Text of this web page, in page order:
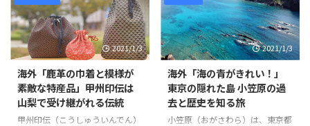
h?v=xF ...
https://www.youtube.com/ ...
大きさがかなり大きいのでどうや
って食べるのだろうと疑問に思い
ましたが、グミはひとつずつ切っ
て食べることも出来るので、安心
して食べることが出来そうです。
色は、赤、ピンク、黄色、緑、水
色、青とまるで虹色のような鮮や
かさに見ているだけで元気が出ま
すね。 そんな「カラフルジュエ
武士の副業として始まった。 樺
細工は山桜の樹皮を利用し、木地
の表面に張ったり、積層状に貼重
ねた樹皮を彫刻したものを使う独
特の技法を用いる。 山桜の樹皮
特有の渋みは実用的で使いやす
い。 そんな「樺細工」の様子を
見てみましょう。 引用元：
https://www.youtube.com/watc
2021/1/3
海外「鹿革の巾着と模様が
素敵な特産品」甲州印伝は
山梨で受け継がれる伝統
甲州印伝（こうしゅういんでん）
2021/1/3
海外「海の青がきれい！」
東京の隠れた島 小笠原の過
去と歴史を知る旅
小笠原（おがさわら）は、東京都